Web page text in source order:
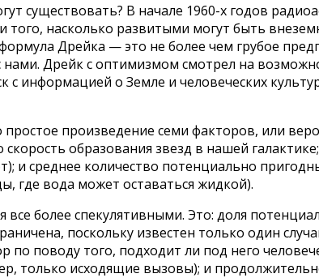
существовать? В начале 1960-х годов
насколько развитыми могут быть
Дрейка — это не более чем грубое
Дрейк с оптимизмом смотрел на
информацией о Земле и человеческих
произведение семи факторов, или
образования звезд в нашей
и среднее количество потенциально
где вода может оставаться жидкой).
более спекулятивными. Это: доля
поскольку известен только один
поводу того, подходит ли под него
только исходящие вызовы); и